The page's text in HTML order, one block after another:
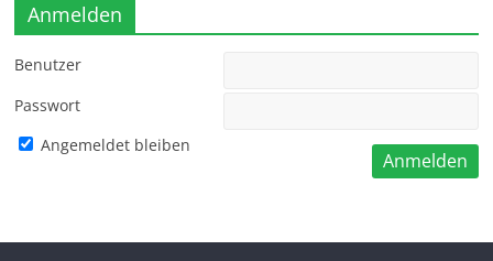
Anmelden
Benutzer
Passwort
Angemeldet bleiben